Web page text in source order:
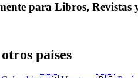
para Libros, Revistas
países